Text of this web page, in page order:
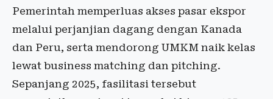
Pemerintah memperluas akses pasar ekspor
melalui perjanjian dagang dengan Kanada
dan Peru, serta mendorong UMKM naik kelas
lewat business matching dan pitching.
Sepanjang 2025, fasilitasi tersebut